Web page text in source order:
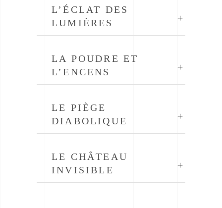
L’ÉCLAT DES
LUMIÈRES
LA POUDRE ET
L’ENCENS
LE PIÈGE
DIABOLIQUE
LE CHÂTEAU
INVISIBLE